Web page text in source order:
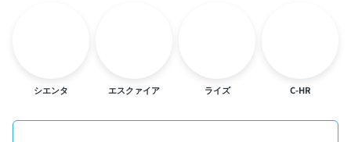
シエンタ エスクァイア ライズ C-HR